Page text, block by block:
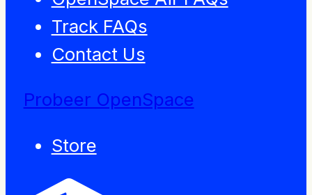
Track FAQs
Contact Us
Probeer OpenSpace
Store